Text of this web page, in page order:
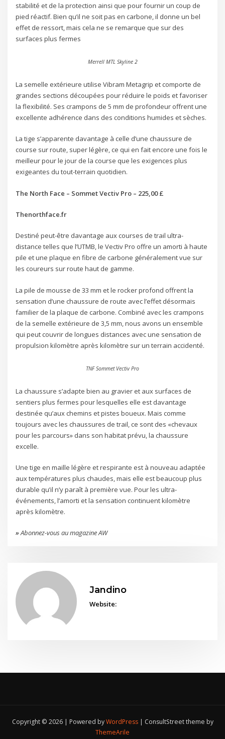
stabilité et de la protection ainsi que pour fournir un coup de
pied réactif. Bien qu’il ne soit pas en carbone, il donne un bel
effet de ressort, mais cela ne se remarque que sur des
surfaces plus fermes
Merrell MTL Skyline 2
La semelle extérieure utilise Vibram Metagrip et comporte de
grandes sections découpées pour réduire le poids et favoriser
la flexibilité. Ses crampons de 5 mm de profondeur offrent une
excellente adhérence dans des conditions humides et sèches.
La tige s’apparente davantage à celle d’une chaussure de
course sur route, super légère, ce qui en fait encore une fois le
meilleur pour le jour de la course que les exigences plus
exigeantes du tout-terrain quotidien.
The North Face – Sommet Vectiv Pro – 225,00 £
Thenorthface.fr
Destiné peut-être davantage aux courses de trail ultra-
distance telles que l’UTMB, le Vectiv Pro offre un amorti à haute
pile et une plaque en fibre de carbone généralement vue sur
les coureurs sur route haut de gamme.
La pile de mousse de 33 mm et le rocker profond offrent la
sensation d’une chaussure de route avec l’effet désormais
familier de la plaque de carbone. Combiné avec les crampons
de la semelle extérieure de 3,5 mm, nous avons un ensemble
qui peut couvrir de longues distances avec une sensation de
propulsion kilomètre après kilomètre sur un terrain accidenté.
TNF Sommet Vectiv Pro
La chaussure s’adapte bien au gravier et aux surfaces de
sentiers plus fermes pour lesquelles elle est davantage
destinée qu’aux chemins et pistes boueux. Mais comme
toujours avec les chaussures de trail, ce sont des «chevaux
pour les parcours» dans son habitat prévu, la chaussure
excelle.
Une tige en maille légère et respirante est à nouveau adaptée
aux températures plus chaudes, mais elle est beaucoup plus
durable qu’il n’y paraît à première vue. Pour les ultra-
événements, l’amorti et la sensation continuent kilomètre
après kilomètre.
»Abonnez-vous au magazine AW
Jandino
Website:
Copyright © 2026 | Powered byWordPress | ConsultStreet theme by
ThemeArile